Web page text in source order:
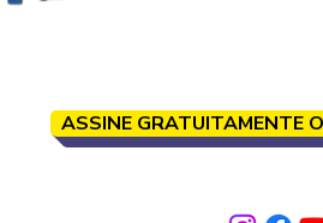
ASSINE GRATUITAMENTE